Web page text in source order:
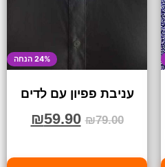
24% הנחה
עניבת פפיון עם לדים
₪79.00
₪59.90